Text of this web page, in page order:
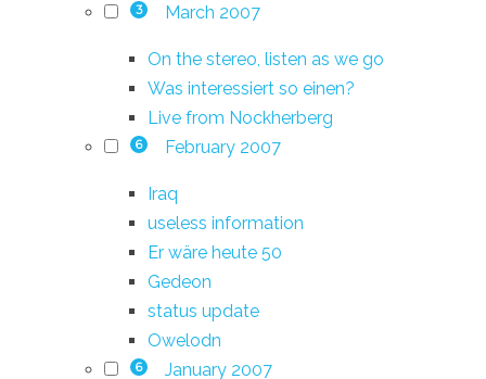
3 March 2007
On the stereo, listen as we go
Was interessiert so einen?
Live from Nockherberg
6 February 2007
Iraq
useless information
Er wäre heute 50
Gedeon
status update
Owelodn
6 January 2007